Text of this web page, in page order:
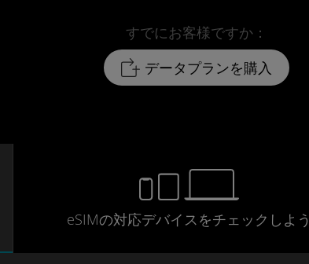
すでにお客様ですか：
データプランを購入
eSIMの対応デバイスをチェックしよう